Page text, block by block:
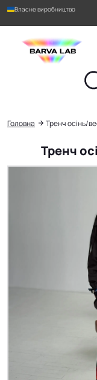
Власне виробництво
Пошук
Головна Тренч осінь/
Тренч